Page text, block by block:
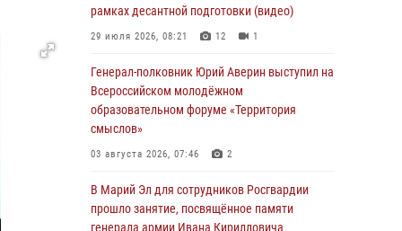
06 августа 2026, 08:00
В Марий Эл сотрудники вневедомственной
охраны Росгвардии за прошедший месяц
задержали 19 нарушителей
05 августа 2026, 09:44
прошло занятие, посвящённое памяти
генерала армии Ивана Кирилловича
рамках десантной подготовки (видео)
29 июля 2026, 08:21 12 1
Генерал-полковник Юрий Аверин выступил на
Всероссийском молодёжном
образовательном форуме «Территория
смыслов»
03 августа 2026, 07:46 2
В Марий Эл для сотрудников Росгвардии
прошло занятие, посвящённое памяти
генерала армии Ивана Кирилловича